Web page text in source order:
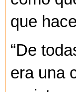
que
“De
era una